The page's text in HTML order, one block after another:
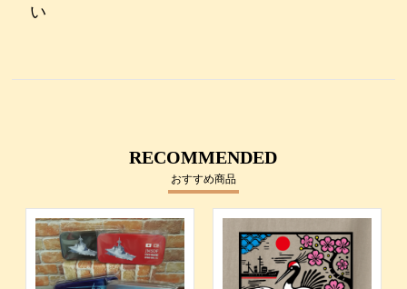
い
RECOMMENDED
おすすめ商品